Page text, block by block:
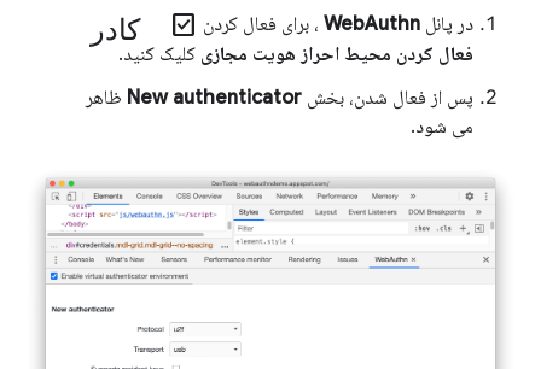
در پانل WebAuthn ، برای فعال کردن کادر check_box
فعال کردن محیط احراز هویت مجازی کلیک کنید.
پس از فعال شدن، بخش New authenticator ظاهر
می شود.